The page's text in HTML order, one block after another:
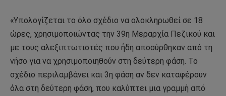
«Υπολογίζεται το όλο σχέδιο να ολοκληρωθεί σε 18
ώρες, χρησιμοποιώντας την 39η Μεραρχία Πεζικού και
με τους αλεξιπτωτιστές που ήδη αποσύρθηκαν από τη
νήσο για να χρησιμοποιηθούν στη δεύτερη φάση. Το
σχέδιο περιλαμβάνει και 3η φάση αν δεν καταφέρουν
όλα στη δεύτερη φάση, που καλύπτει μια γραμμή από